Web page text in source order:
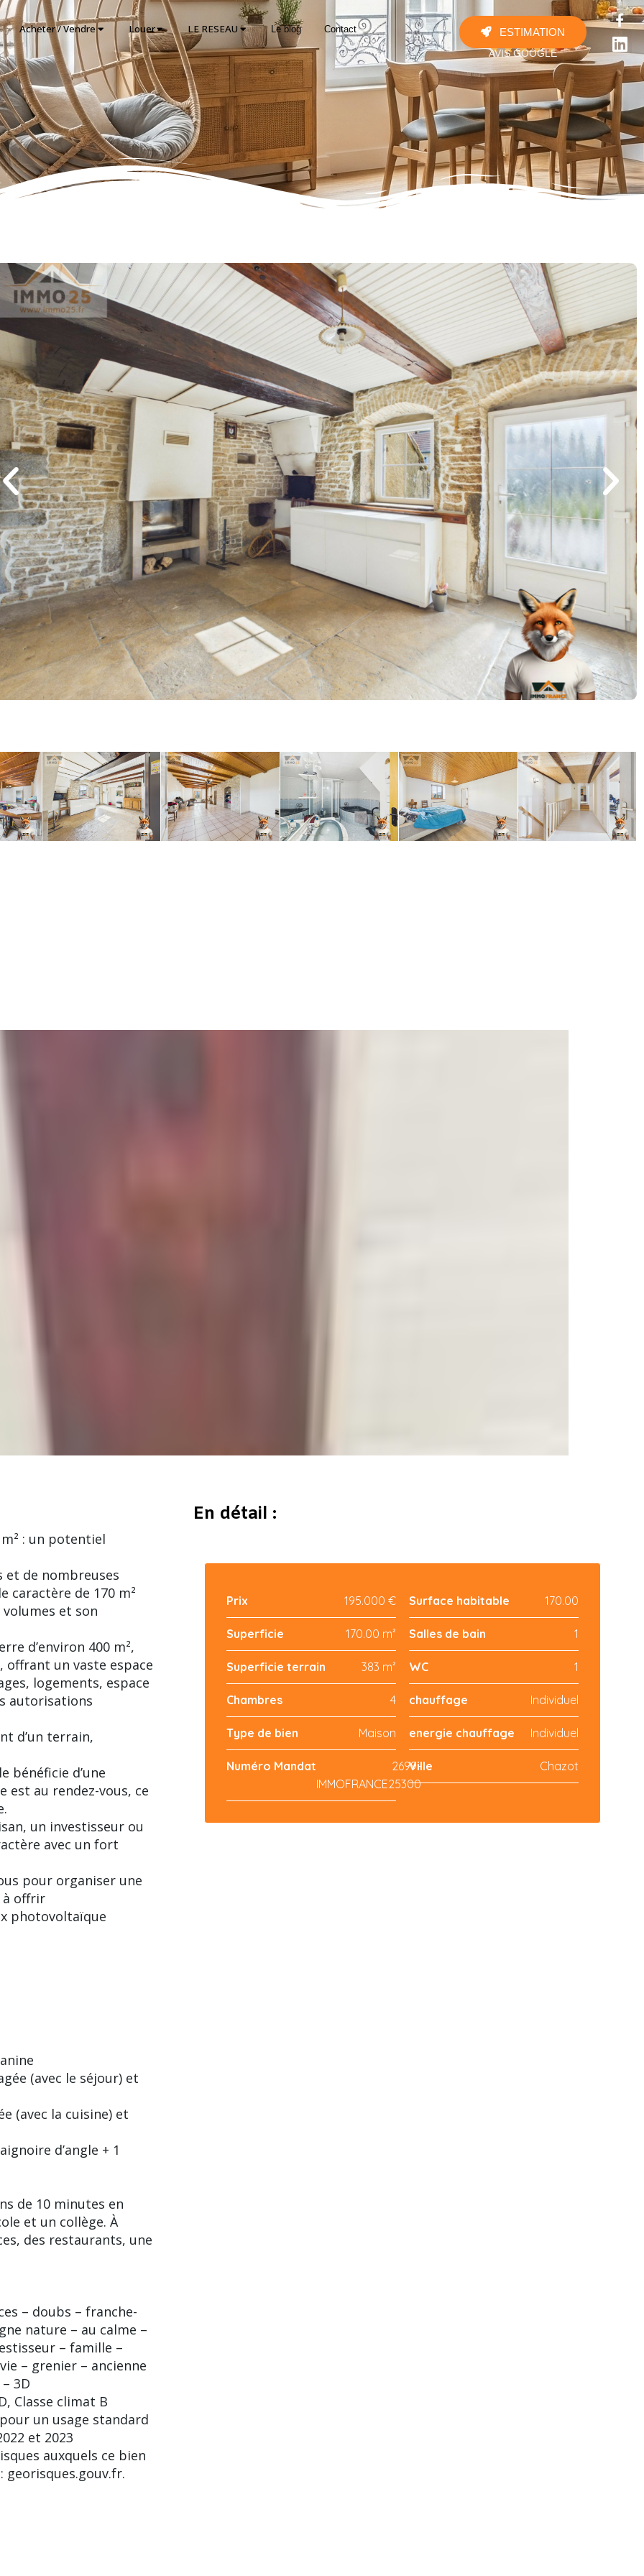
Acheter / Vendre Louer LE RESEAU Le blog Contact ESTIMATION
    
AVIS GOOGLE
: un potentiel
et de nombreuses
caractère de 170 m²
et son
d’environ 400 m²,
offrant un vaste espace
logements, espace
autorisations
d’un terrain,
bénéficie d’une
est au rendez-vous, ce
un investisseur ou
avec un fort
pour organiser une
à offrir
photovoltaïque
(avec le séjour) et
(avec la cuisine) et
d’angle + 1
de 10 minutes en
et un collège. À
des restaurants, une
– doubs – franche-
nature – au calme –
– famille –
– grenier – ancienne
3D
Classe climat B
un usage standard
et 2023
auxquels ce bien
georisques.gouv.fr.
En détail :
Prix 195.000 €
Superficie 170.00 m²
Superficie terrain 383 m²
Chambres 4
Type de bien Maison
Numéro Mandat
2699-
IMMOFRANCE25300
Surface habitable 170.00
Salles de bain 1
WC 1
chauffage Individuel
energie chauffage Individuel
Ville Chazot